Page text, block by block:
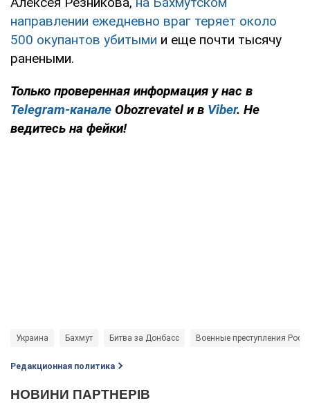
направлении ежедневно враг теряет около
500 окупантов убитыми и еще почти тысячу
ранеными.
Только проверенная информация у нас в
Telegram-канале Obozrevatel и в Viber. Не
ведитесь на фейки!
Украина Бахмут Битва за Донбасс Военные преступления
Редакционная политика